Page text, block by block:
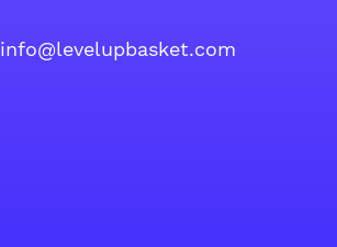
info@levelupbasket.com